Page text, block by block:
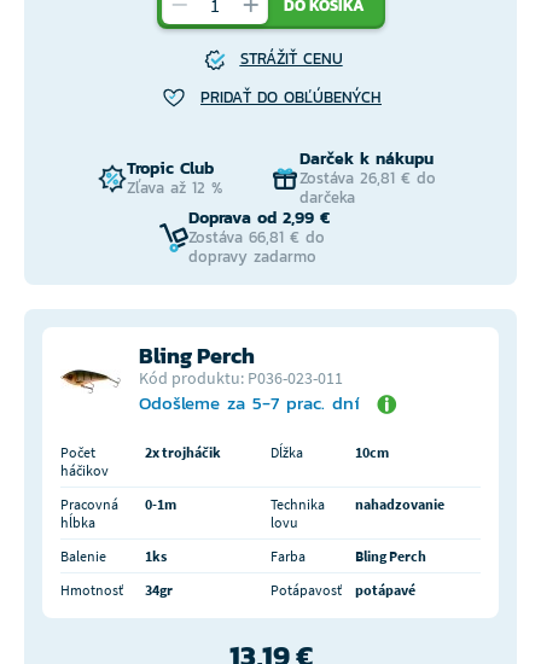
DO KOŠÍKA
STRÁŽIŤ CENU
PRIDAŤ DO OBĽÚBENÝCH
Tropic Club
Zľava až 12 %
Darček k nákupu
Zostáva 26,81 € do
darčeka
Doprava od 2,99 €
Zostáva 66,81 € do
dopravy zadarmo
Bling Perch
Kód produktu: P036-023-011
Odošleme za 5-7 prac. dní
Počet
háčikov
2x trojháčik Dĺžka 10cm
Pracovná
hĺbka
0-1m
Technika
lovu
nahadzovanie
Balenie 1ks Farba
Bling Perch
Hmotnosť
34gr Potápavosť potápavé